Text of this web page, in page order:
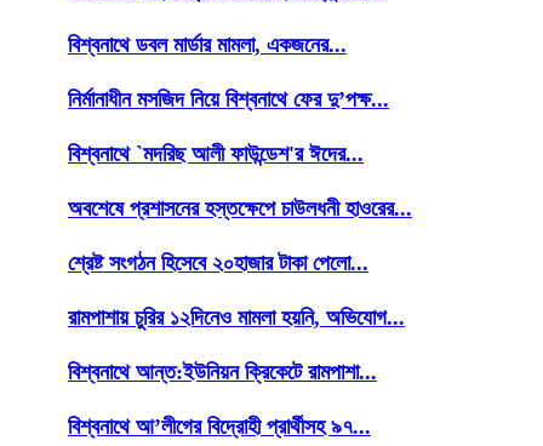
বিশ্বনাথে ডবল মার্ডার মামলা, একজনের...
নির্মানাধীন মসজিদ নিয়ে বিশ্বনাথে ফের দু’পক্ষ...
বিশ্বনাথে `মদরিছ আলী ফাউন্ডেশ'র ঈদের...
অবশেষে প্রশাসনের হস্তক্ষেপে চাউলধনী হাওরের...
শ্রেষ্ট সংগঠন হিসেবে ২০হাজার টাকা পেলো...
রামপাশায় চুরির ১২দিনেও মামলা হয়নি, অভিযোগ...
বিশ্বনাথে আন্ত:ইউনিয়ন ক্রিকেটে রামপাশা...
বিশ্বনাথে আ’লীগের বিদ্রোহী প্রার্থীসহ ৯৭...